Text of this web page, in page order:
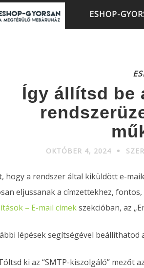
ESHOP-
Így állítsd be
OKTÓBER 4, 2024
hogy a rendszer által kiküldött e-
eljussanak a címzettekhez,
– E-mail címekszekcióban, az
lépések segítségével
ki az “SMTP-kiszolgáló” mezőt